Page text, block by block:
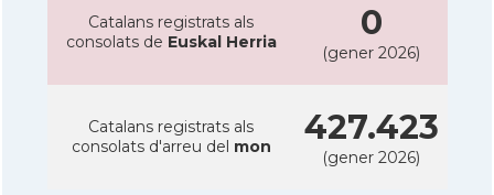
Catalans registrats als
consolats de Euskal Herria 0
(gener 2026)
Catalans registrats als
consolats d'arreu del mon 427.423
(gener 2026)